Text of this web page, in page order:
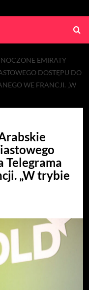
EMIRATY
DOSTĘPU DO
WE FRANCJI. „W
Telegrama
„W trybie